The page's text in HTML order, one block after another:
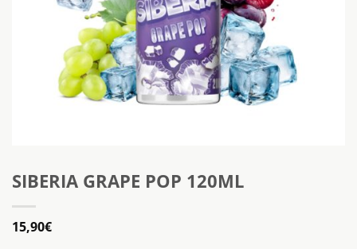
SIBERIA GRAPE POP 120ML
15,90€